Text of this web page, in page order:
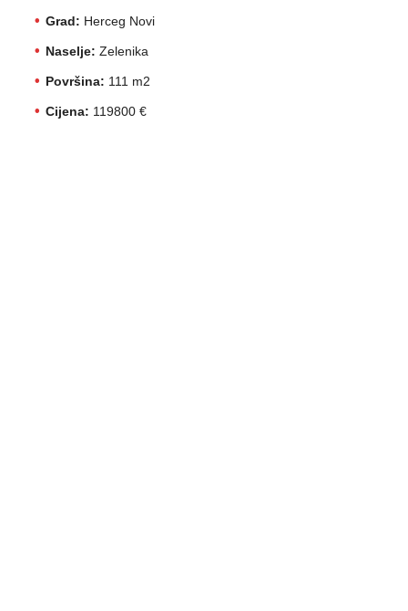
Grad: Herceg Novi
Naselje: Zelenika
Površina: 111 m2
Cijena: 119800 €